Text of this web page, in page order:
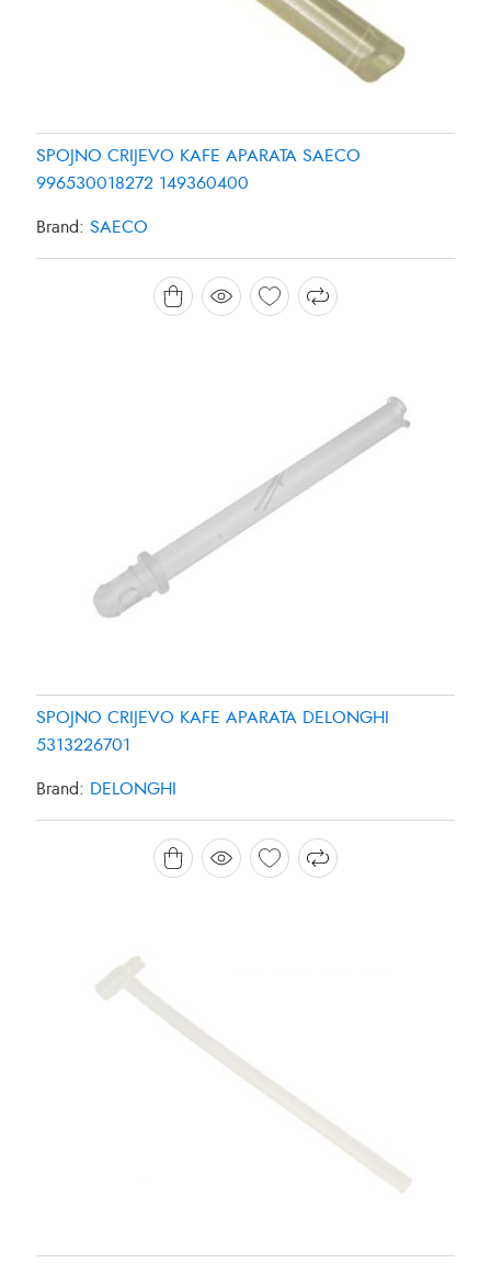
SPOJNO CRIJEVO KAFE APARATA SAECO
996530018272 149360400
Brand: SAECO
SPOJNO CRIJEVO KAFE APARATA DELONGHI
5313226701
Brand: DELONGHI